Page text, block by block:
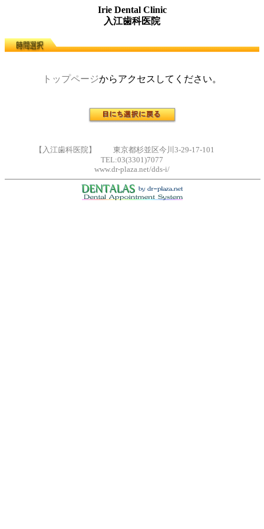
Irie Dental Clinic
入江歯科医院
トップページからアクセスしてください。
【入江歯科医院】 東京都杉並区今川3-29-17-101
TEL:03(3301)7077
www.dr-plaza.net/dds-i/